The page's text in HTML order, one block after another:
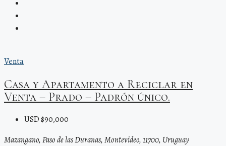
Venta
Casa y Apartamento a Reciclar en
Venta – Prado – Padrón único.
USD $90,000
Mazangano, Paso de las Duranas, Montevideo, 11700, Uruguay